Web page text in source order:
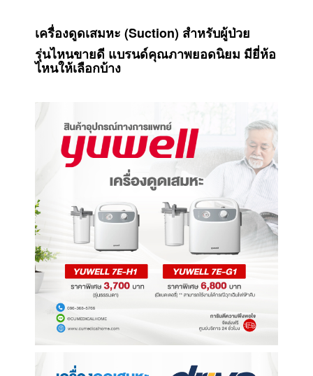
เครื่องดูดเสมหะ (Suction) สำหรับผู้ป่วย
รุ่นไหนขายดี แบรนด์คุณภาพยอดนิยม มียี่ห้อ
ไหนให้เลือกบ้าง